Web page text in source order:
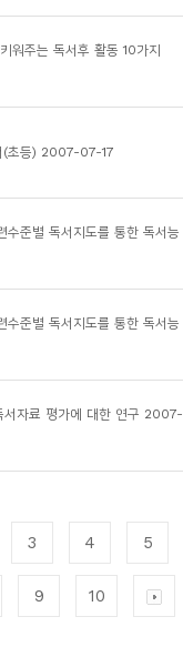
워주는 독서후 활동 10가지
(초등) 2007-07-17
수준별 독서지도를 통한 독서능
수준별 독서지도를 통한 독서능
서자료 평가에 대한 연구 2007-
3 4 5
9 10